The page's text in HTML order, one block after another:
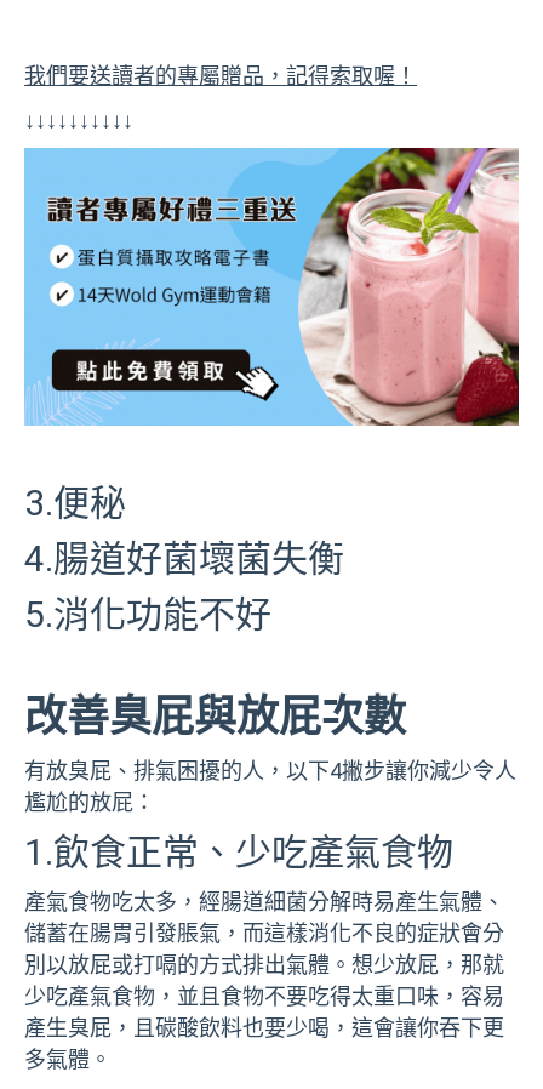
我們要送讀者的專屬贈品，記得索取喔！
↓↓↓↓↓↓↓↓↓↓
3.便秘
4.腸道好菌壞菌失衡
5.消化功能不好
改善臭屁與放屁次數
有放臭屁、排氣困擾的人，以下4撇步讓你減少令人
尷尬的放屁：
1.飲食正常、少吃產氣食物
產氣食物吃太多，經腸道細菌分解時易產生氣體、
儲蓄在腸胃引發脹氣，而這樣消化不良的症狀會分
別以放屁或打嗝的方式排出氣體。想少放屁，那就
少吃產氣食物，並且食物不要吃得太重口味，容易
產生臭屁，且碳酸飲料也要少喝，這會讓你吞下更
多氣體。